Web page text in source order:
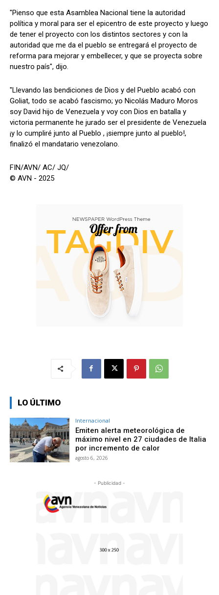
"Pienso que esta Asamblea Nacional tiene la autoridad
política y moral para ser el epicentro de este proyecto y luego
de tener el proyecto con los distintos sectores y con la
autoridad que me da el pueblo se entregará el proyecto de
reforma para mejorar y embellecer, y que se proyecta sobre
nuestro país", dijo.
"Llevando las bendiciones de Dios y del Pueblo acabó con
Goliat, todo se acabó fascismo; yo Nicolás Maduro Moros
soy David hijo de Venezuela y voy con Dios en batalla y
victoria permanente he jurado ser el presidente de Venezuela
¡y lo cumpliré junto al Pueblo , ¡siempre junto al pueblo!,
finalizó el mandatario venezolano.
FIN/AVN/ AC/ JQ/
© AVN - 2025
LO ÚLTIMO
Internacional
Emiten alerta meteorológica de
máximo nivel en 27 ciudades de Italia
por incremento de calor
agosto 6, 2026
- Publicidad -